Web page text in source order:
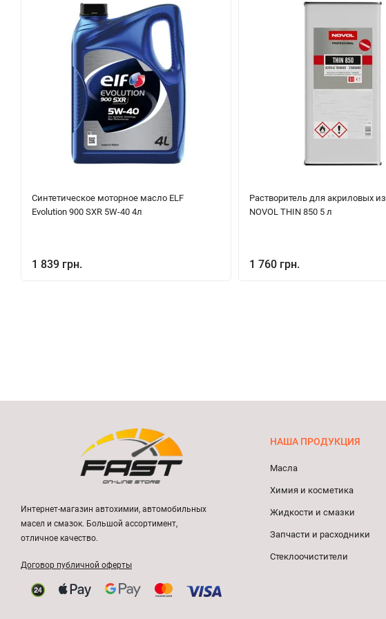
Синтетическое моторное масло ELF
Evolution 900 SXR 5W-40 4л
1 839 грн.
Растворитель для акриловых
NOVOL THIN 850 5 л
1 760 грн.
Интернет-магазин автохимии, автомобильных
масел и смазок. Большой ассортимент,
отличное качество.
Договор публичной оферты
НАША ПРОДУКЦИЯ
Масла
Химия и косметика
Жидкости и смазки
Запчасти и расходники
Стеклоочистители